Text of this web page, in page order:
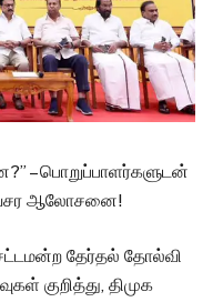
– பொறுப்பாளர்களுடன்
ஆலோசனை!
சட்டமன்ற தேர்தல் தோல்வி
குறித்து, திமுக